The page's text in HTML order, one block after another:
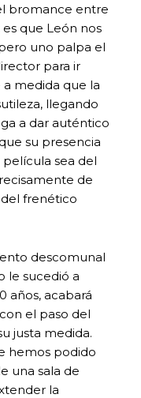
bromance entre
es que León nos
uno palpa el
para ir
medida que la
llegando
a dar auténtico
su presencia
sea del
de
frenético
descomunal
le sucedió a
años, acabará
el paso del
justa medida.
hemos podido
una sala de
la